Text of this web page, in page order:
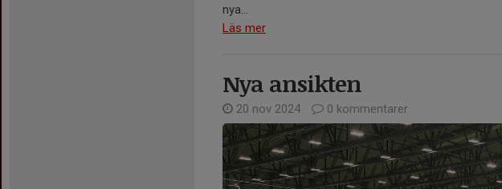
nya...
Läs mer
Nya ansikten
20 nov 2024 0 kommentarer